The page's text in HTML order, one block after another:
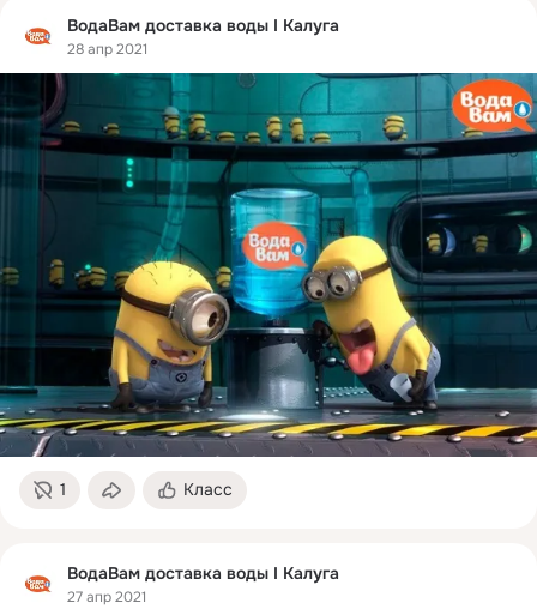
ВодаВам доставка воды I Калуга
28 апр 2021
1 Класс
ВодаВам доставка воды I Калуга
27 апр 2021